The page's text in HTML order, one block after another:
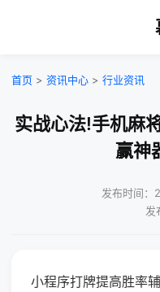
首页 > 资讯中心 > 行业资讯
实战心法!手机麻
赢神
发布时间：
发
小程序打牌提高胜率